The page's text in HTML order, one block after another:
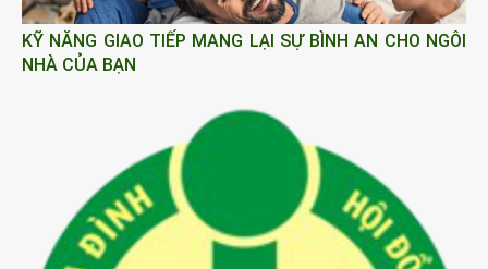
KỸ NĂNG GIAO TIẾP MANG LẠI SỰ BÌNH AN CHO NGÔI
NHÀ CỦA BẠN